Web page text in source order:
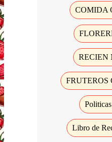
COMIDA
RECIEN
FRUTEROS
Libro de